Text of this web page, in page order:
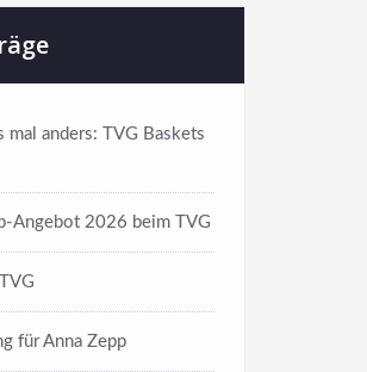
mal anders: TVG Baskets
Angebot 2026 beim TVG
für Anna Zepp